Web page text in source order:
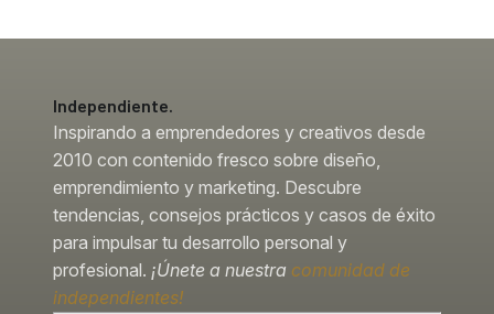
Independiente.
Inspirando a emprendedores y creativos desde
2010 con contenido fresco sobre diseño,
emprendimiento y marketing. Descubre
tendencias, consejos prácticos y casos de éxito
para impulsar tu desarrollo personal y
profesional. ¡Únete a nuestra comunidad de
independientes!